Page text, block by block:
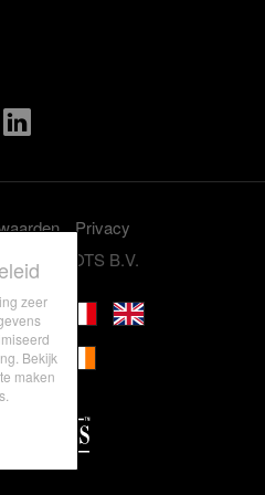
Privacy
B.V.
zeer
Bekijk
maken